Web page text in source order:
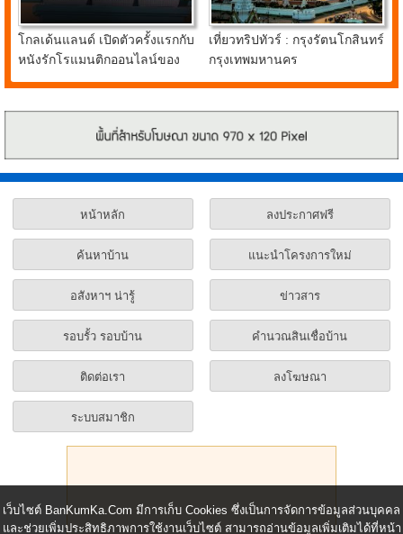
โกลเด้นแลนด์ เปิดตัวครั้งแรกกับ
หนังรักโรแมนติกออนไลน์ของ
น้องหมาชิบะแสนรู้ FIRST
เที่ยวทริปทัวร์ : กรุงรัตนโกสินทร์
กรุงเทพมหานคร
หน้าหลัก ลงประกาศฟรี
ค้นหาบ้าน แนะนำโครงการใหม่
อสังหาฯ น่ารู้ ข่าวสาร
รอบรั้ว รอบบ้าน คำนวณสินเชื่อบ้าน
ติดต่อเรา ลงโฆษณา
ระบบสมาชิก
เว็บไซต์ BanKumKa.Com มีการเก็บ Cookies ซึ่งเป็นการจัดการข้อมูลส่วนบุคคล
และช่วยเพิ่มประสิทธิภาพการใช้งานเว็บไซต์ สามารถอ่านข้อมูลเพิ่มเติมได้ที่หน้า